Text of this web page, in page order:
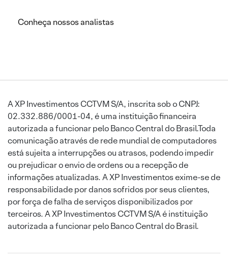
Conheça nossos analistas
A XP Investimentos CCTVM S/A, inscrita sob o CNPJ:
02.332.886/0001-04, é uma instituição financeira
autorizada a funcionar pelo Banco Central do Brasil.Toda
comunicação através de rede mundial de computadores
está sujeita a interrupções ou atrasos, podendo impedir
ou prejudicar o envio de ordens ou a recepção de
informações atualizadas. A XP Investimentos exime-se de
responsabilidade por danos sofridos por seus clientes,
por força de falha de serviços disponibilizados por
terceiros. A XP Investimentos CCTVM S/A é instituição
autorizada a funcionar pelo Banco Central do Brasil.